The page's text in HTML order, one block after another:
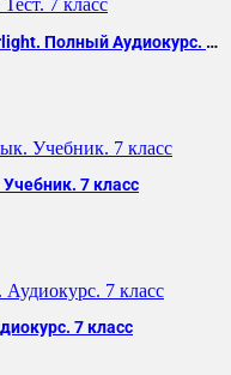
К. Баранова – Английский. Starlight. Полный Аудиокурс. Учебник. Тетрадь. Тест. 7 класс
7 класс
7 класс